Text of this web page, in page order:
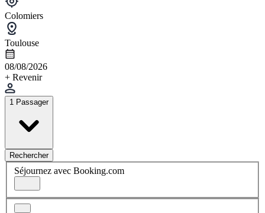
Colomiers
Toulouse
08/08/2026
+ Revenir
1 Passager
Rechercher
Séjournez avec Booking.com